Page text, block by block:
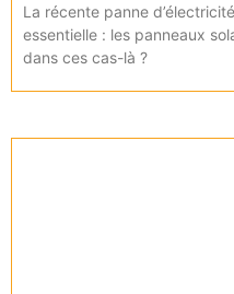
La récente panne
essentielle : les panneaux
dans ces cas-là ?